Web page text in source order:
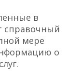
в
справочный
мере
о